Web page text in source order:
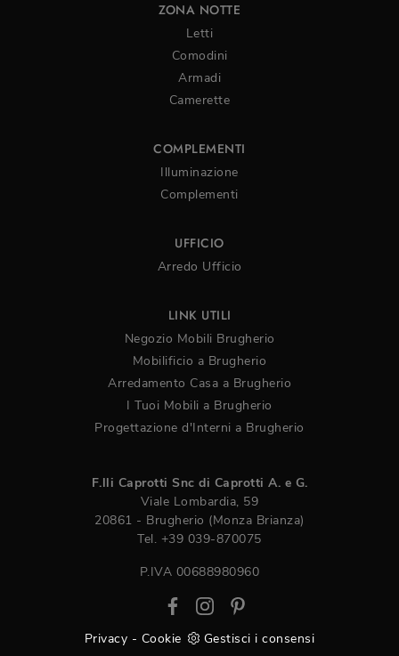
ZONA NOTTE
Letti
Comodini
Armadi
Camerette
COMPLEMENTI
Illuminazione
Complementi
UFFICIO
Arredo Ufficio
LINK UTILI
Negozio Mobili Brugherio
Mobilificio a Brugherio
Arredamento Casa a Brugherio
I Tuoi Mobili a Brugherio
Progettazione d'Interni a Brugherio
F.lli Caprotti Snc di Caprotti A. e G.
Viale Lombardia, 59
20861 - Brugherio (Monza Brianza)
Tel. +39 039-870075
P.IVA 00688980960
Privacy - Cookie Gestisci i consensi